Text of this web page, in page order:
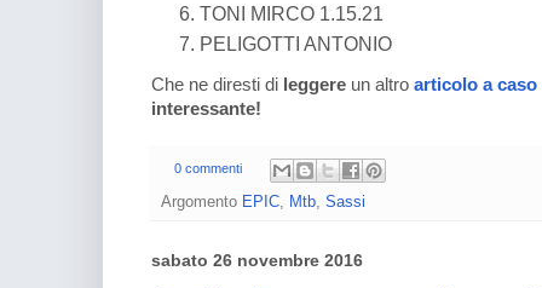
TONI MIRCO 1.15.21
PELIGOTTI ANTONIO
Che ne diresti di leggere un altro articolo a caso
interessante!
0 commenti
Argomento EPIC Mtb Sassi
sabato 26 novembre 2016